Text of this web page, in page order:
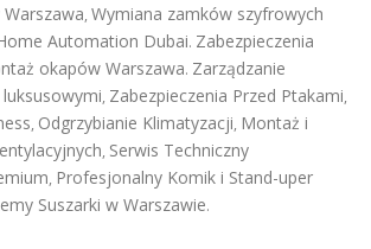
, Wymiana zamków szyfrowych
Automation Dubai. Zabezpieczenia
okapów Warszawa. Zarządzanie
, Zabezpieczenia Przed Ptakami,
, Odgrzybianie Klimatyzacji, Montaż i
, Serwis Techniczny
, Profesjonalny Komik i Stand-uper
Suszarki w Warszawie.